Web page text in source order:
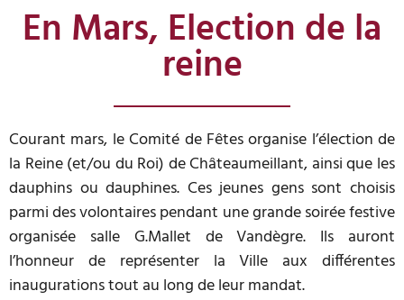
En Mars, Election de la
reine
Courant mars, le Comité de Fêtes organise l’élection de
la Reine (et/ou du Roi) de Châteaumeillant, ainsi que les
dauphins ou dauphines. Ces jeunes gens sont choisis
parmi des volontaires pendant une grande soirée festive
organisée salle G.Mallet de Vandègre. Ils auront
l’honneur de représenter la Ville aux différentes
inaugurations tout au long de leur mandat.